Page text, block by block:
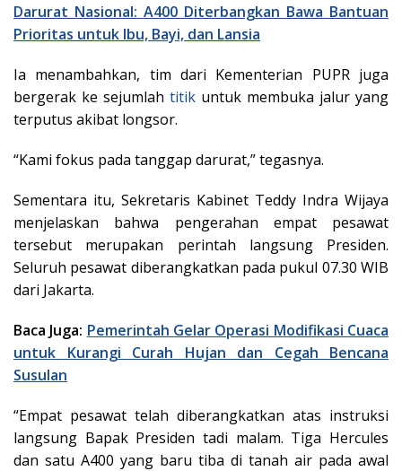
Darurat Nasional: A400 Diterbangkan Bawa Bantuan
Prioritas untuk Ibu, Bayi, dan Lansia
Ia menambahkan, tim dari Kementerian PUPR juga
bergerak ke sejumlah titik untuk membuka jalur yang
terputus akibat longsor.
“Kami fokus pada tanggap darurat,” tegasnya.
Sementara itu, Sekretaris Kabinet Teddy Indra Wijaya
menjelaskan bahwa pengerahan empat pesawat
tersebut merupakan perintah langsung Presiden.
Seluruh pesawat diberangkatkan pada pukul 07.30 WIB
dari Jakarta.
Baca Juga: Pemerintah Gelar Operasi Modifikasi Cuaca
untuk Kurangi Curah Hujan dan Cegah Bencana
Susulan
“Empat pesawat telah diberangkatkan atas instruksi
langsung Bapak Presiden tadi malam. Tiga Hercules
dan satu A400 yang baru tiba di tanah air pada awal